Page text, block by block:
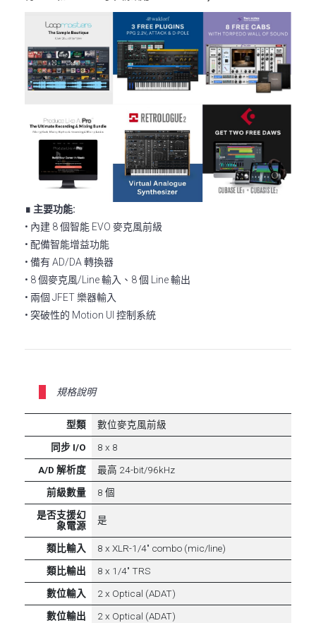
∎ 主要功能:
• 內建 8 個智能 EVO 麥克風前級
• 配備智能增益功能
• 備有 AD/DA 轉換器
• 8 個麥克風/Line 輸入、8 個 Line 輸出
• 兩個 JFET 樂器輸入
• 突破性的 Motion UI 控制系統
規格說明
型類
數位麥克風前級
同步 I/O
8 x 8
A/D 解析度
最高 24-bit/96kHz
前級數量
8 個
是否支援幻
象電源
是
類比輸入
8 x XLR-1/4" combo (mic/line)
類比輸出
8 x 1/4" TRS
數位輸入
2 x Optical (ADAT)
數位輸出
2 x Optical (ADAT)